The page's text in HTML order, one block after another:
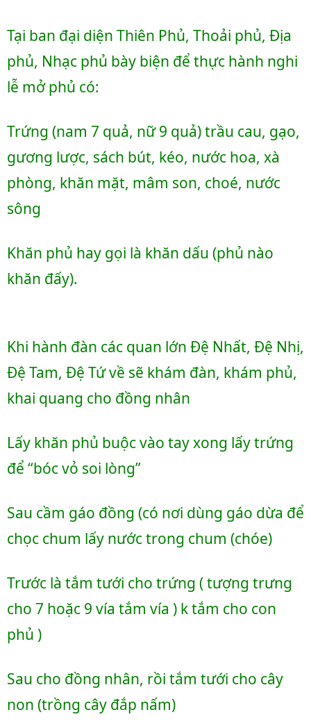
Tại ban đại diện Thiên Phủ, Thoải phủ, Địa
phủ, Nhạc phủ bày biện để thực hành nghi
lễ mở phủ có:
Trứng (nam 7 quả, nữ 9 quả) trầu cau, gạo,
gương lược, sách bút, kéo, nước hoa, xà
phòng, khăn mặt, mâm son, choé, nước
sông
Khăn phủ hay gọi là khăn dấu (phủ nào
khăn đấy).
Khi hành đàn các quan lớn Đệ Nhất, Đệ Nhị,
Đệ Tam, Đệ Tứ về sẽ khám đàn, khám phủ,
khai quang cho đồng nhân
Lấy khăn phủ buộc vào tay xong lấy trứng
để “bóc vỏ soi lòng”
Sau cầm gáo đồng (có nơi dùng gáo dừa để
chọc chum lấy nước trong chum (chóe)
Trước là tắm tưới cho trứng ( tượng trưng
cho 7 hoặc 9 vía tắm vía ) k tắm cho con
phủ )
Sau cho đồng nhân, rồi tắm tưới cho cây
non (trồng cây đắp nấm)